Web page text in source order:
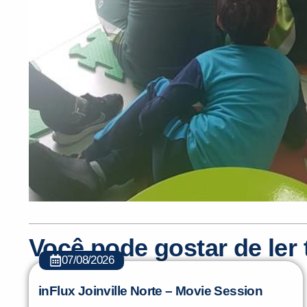
Você pode gostar de ler
07/08/2026
inFlux Joinville Norte – Movie Session